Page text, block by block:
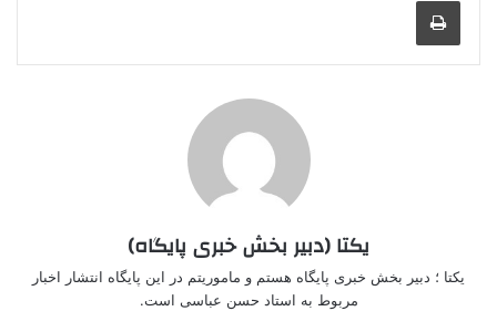
یکتا (دبیر بخش خبری پایگاه)
یکتا ؛ دبیر بخش خبری پایگاه هستم و ماموریتم در این پایگاه انتشار اخبار
مربوط به استاد حسن عباسی است.